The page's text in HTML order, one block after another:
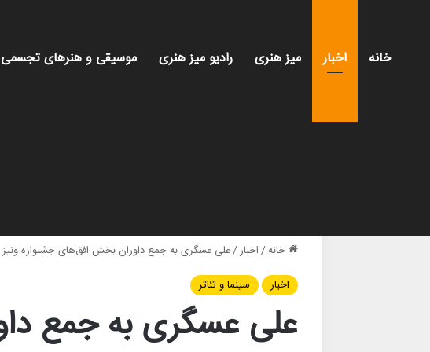
خانه اخبار میز هنری رادیو میز هنری موسیقی و هنرهای تجسمی
خانه/اخبار/علی عسگری به جمع داوران بخش افق‌های جشنواره
اخبار
سینما و تئاتر
علی عسگری به جمع